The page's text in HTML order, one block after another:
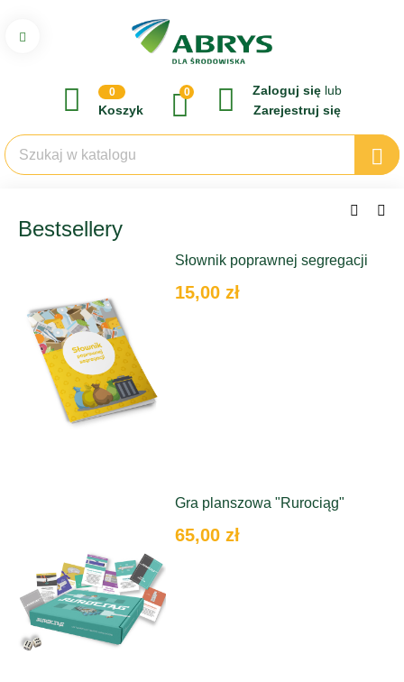
0
Koszyk
0 Zaloguj się lub
Zarejestruj się
Bestsellery
Słownik poprawnej segregacji
15,00 zł
Gra planszowa "Rurociąg"
65,00 zł